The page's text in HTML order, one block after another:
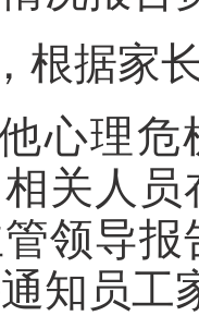
根据家
心理
相关人员
领导
知员工